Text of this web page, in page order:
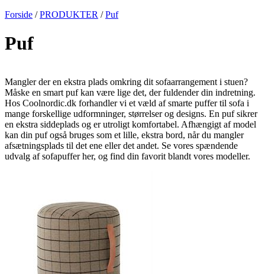
Forside /PRODUKTER /Puf
Puf
Mangler der en ekstra plads omkring dit sofaarrangement i stuen?
Måske en smart puf kan være lige det, der fuldender din indretning.
Hos Coolnordic.dk forhandler vi et væld af smarte puffer til sofa i
mange forskellige udformninger, størrelser og designs. En puf sikrer
en ekstra siddeplads og er utroligt komfortabel. Afhængigt af model
kan din puf også bruges som et lille, ekstra bord, når du mangler
afsætningsplads til det ene eller det andet. Se vores spændende
udvalg af sofapuffer her, og find din favorit blandt vores modeller.